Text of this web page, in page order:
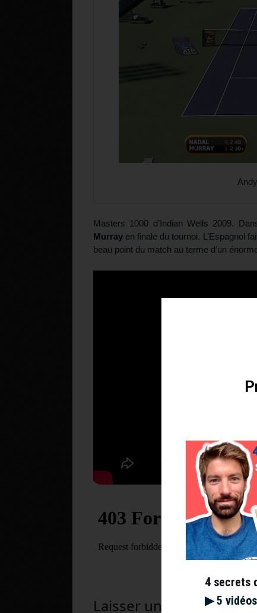
Masters 1000 d’Indian Wells 2009.
Murray en finale du tournoi. L’Espagnol
beau point du match au terme d’un
Laisser un commentaire
4 secrets
▶︎ 5